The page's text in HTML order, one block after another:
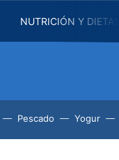
NUTRICIÓN Y
Pescado Yogur